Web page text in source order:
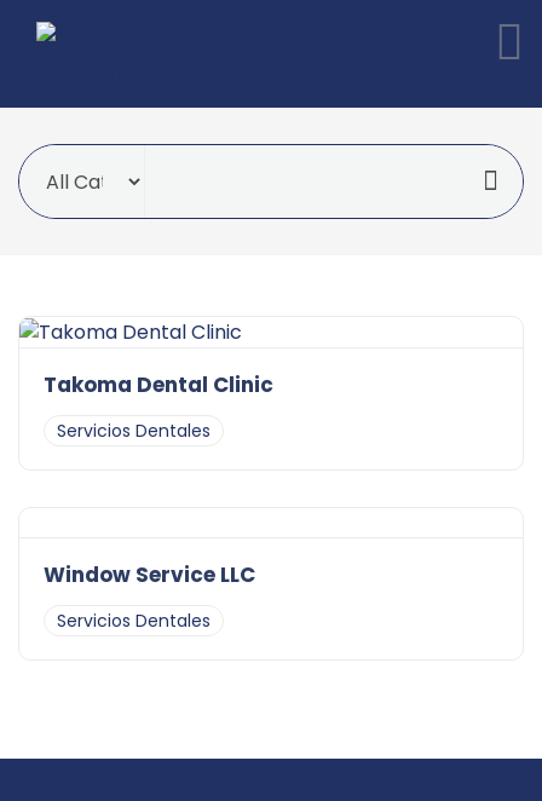
Takoma Dental Clinic
Servicios Dentales
Window Service LLC
Servicios Dentales